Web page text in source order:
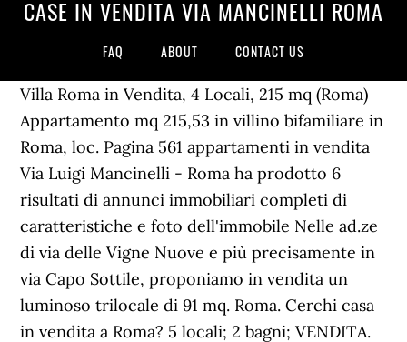
CASE IN VENDITA VIA MANCINELLI ROMA
FAQ ABOUT CONTACT US
Villa Roma in Vendita, 4 Locali, 215 mq (Roma)
Appartamento mq 215,53 in villino bifamiliare in
Roma, loc. Pagina 561 appartamenti in vendita
Via Luigi Mancinelli - Roma ha prodotto 6
risultati di annunci immobiliari completi di
caratteristiche e foto dell'immobile Nelle ad.ze
di via delle Vigne Nuove e più precisamente in
via Capo Sottile, proponiamo in vendita un
luminoso trilocale di 91 mq. Roma. Cerchi casa
in vendita a Roma? 5 locali; 2 bagni; VENDITA.